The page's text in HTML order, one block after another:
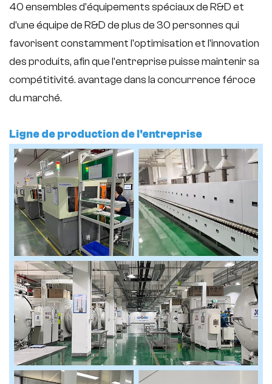
40 ensembles d'équipements spéciaux de R&D et
d'une équipe de R&D de plus de 30 personnes qui
favorisent constamment l'optimisation et l'innovation
des produits, afin que l'entreprise puisse maintenir sa
compétitivité. avantage dans la concurrence féroce
du marché.
Ligne de production de l'entreprise